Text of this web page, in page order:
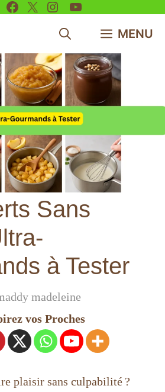
Facebook
X Instagram
YouTube
MENU
Sans
à Tester
madeleine
vos Proches
plaisir sans culpabilité ?